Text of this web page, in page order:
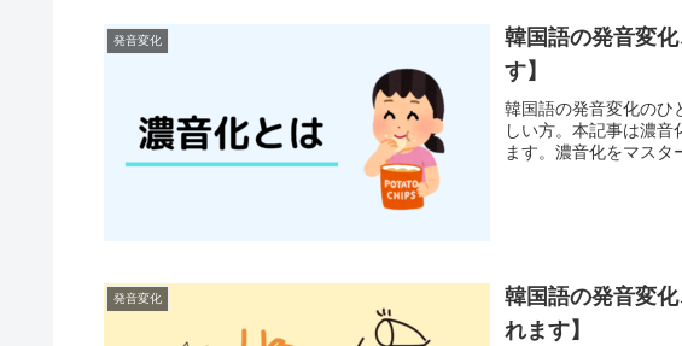
発音変化
韓国語の発音変
す】
韓国語の発音変化のひ
しい方。本記事は濃
ます。濃音化をマスタ
発音変化
韓国語の発音変
れます】